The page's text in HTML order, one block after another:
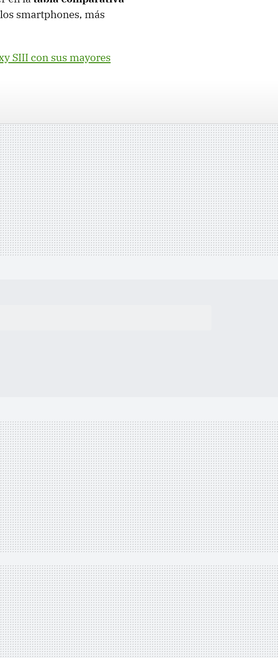
smartphones, más
SIII con sus mayores